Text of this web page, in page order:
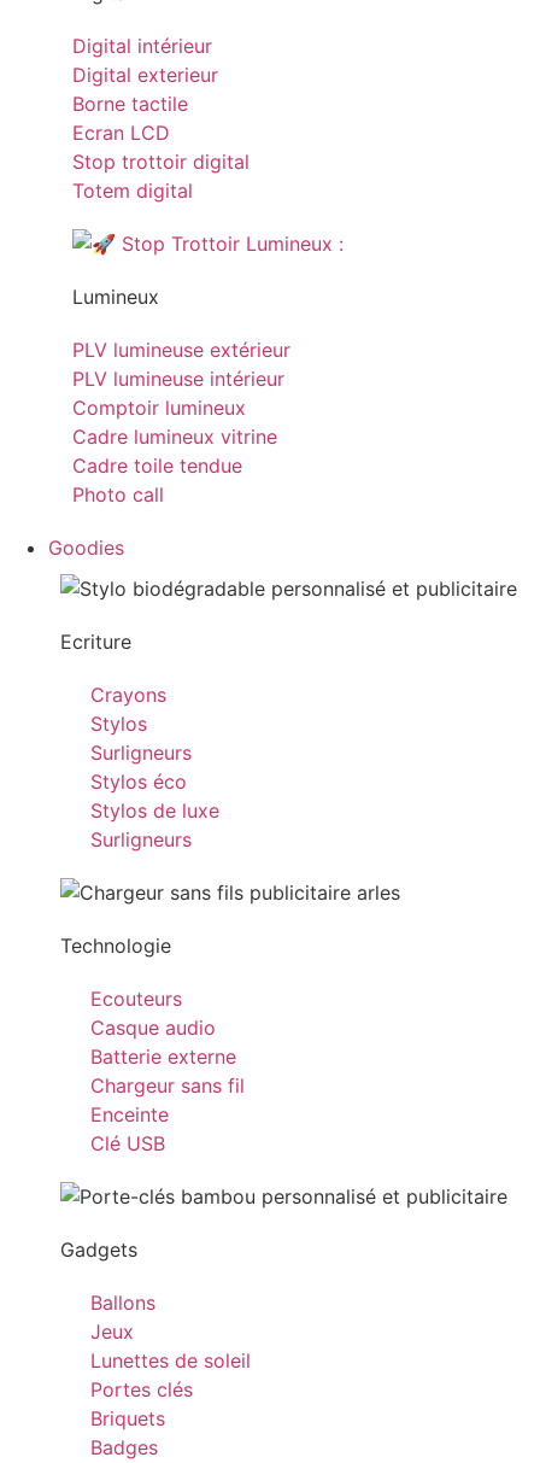
Digital intérieur
Digital exterieur
Borne tactile
Ecran LCD
Stop trottoir digital
Totem digital
Lumineux
PLV lumineuse extérieur
PLV lumineuse intérieur
Comptoir lumineux
Cadre lumineux vitrine
Cadre toile tendue
Photo call
Goodies
Ecriture
Crayons
Stylos
Surligneurs
Stylos éco
Stylos de luxe
Surligneurs
Technologie
Ecouteurs
Casque audio
Batterie externe
Chargeur sans fil
Enceinte
Clé USB
Gadgets
Ballons
Jeux
Lunettes de soleil
Portes clés
Briquets
Badges